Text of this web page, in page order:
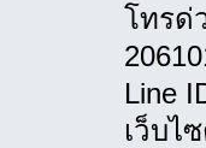
โทรด่
Line
เว็บไ